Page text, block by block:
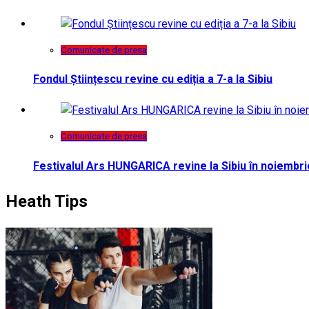
Comunicate de presa
Fondul Științescu revine cu ediția a 7-a la Sibiu
Comunicate de presa
Festivalul Ars HUNGARICA revine la Sibiu în
Heath Tips